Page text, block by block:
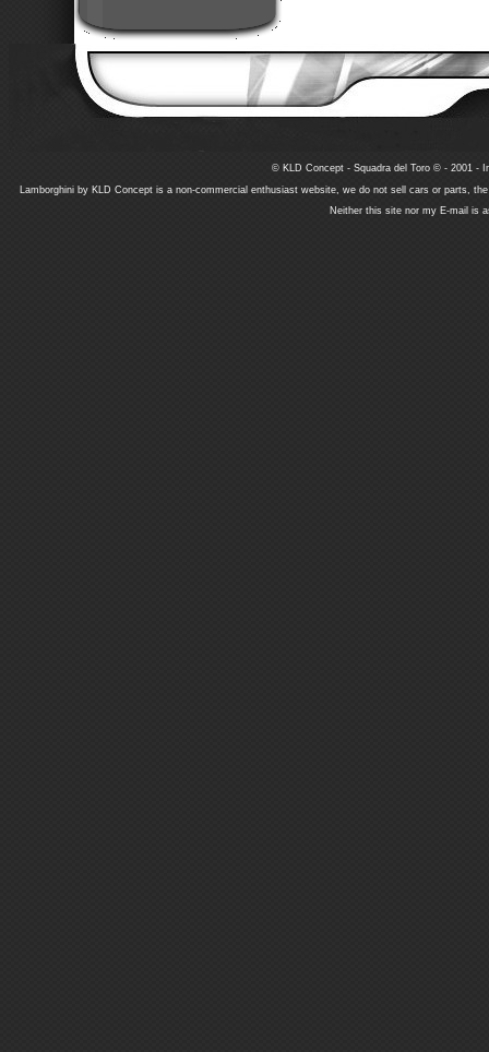
© KLD Concept - Squadra del Toro © - 2001 -
Lamborghini by KLD Concept is a non-commercial enthusiast website, we do not sell cars or parts,
Neither this site nor my E-mail is